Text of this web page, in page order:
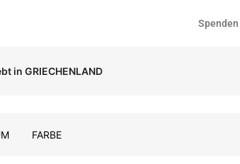
Spenden
in GRIECHENLAND
FARBE